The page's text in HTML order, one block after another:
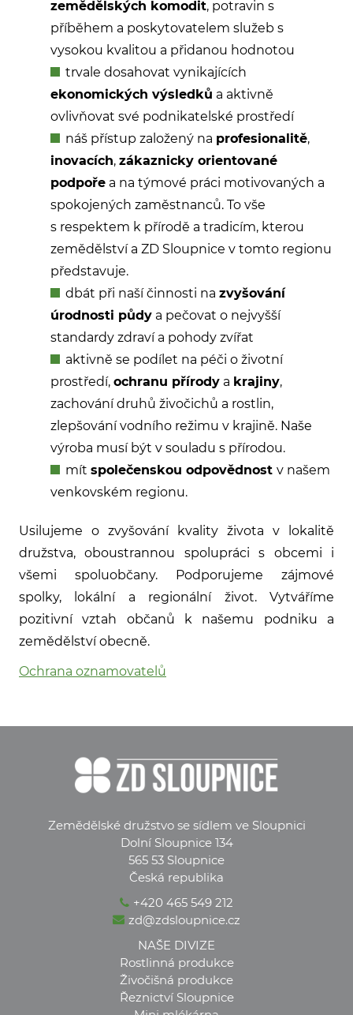
zemědělských komodit, potravin s
příběhem a poskytovatelem služeb s
vysokou kvalitou a přidanou hodnotou
trvale dosahovat vynikajících
ekonomických výsledků a aktivně
ovlivňovat své podnikatelské prostředí
náš přístup založený na profesionalitě,
inovacích, zákaznicky orientované
podpoře a na týmové práci motivovaných a
spokojených zaměstnanců. To vše
s respektem k přírodě a tradicím, kterou
zemědělství a ZD Sloupnice v tomto regionu
představuje.
dbát při naší činnosti na zvyšování
úrodnosti půdy a pečovat o nejvyšší
standardy zdraví a pohody zvířat
aktivně se podílet na péči o životní
prostředí, ochranu přírody a krajiny,
zachování druhů živočichů a rostlin,
zlepšování vodního režimu v krajině. Naše
výroba musí být v souladu s přírodou.
mít společenskou odpovědnost v našem
venkovském regionu.
Usilujeme o zvyšování kvality života v lokalitě
družstva, oboustrannou spolupráci s obcemi i
všemi spoluobčany. Podporujeme zájmové
spolky, lokální a regionální život. Vytváříme
pozitivní vztah občanů k našemu podniku a
zemědělství obecně.
Ochrana oznamovatelů
Zemědělské družstvo se sídlem ve Sloupnici
Dolní Sloupnice 134
565 53 Sloupnice
Česká republika
+420 465 549 212
zd@zdsloupnice.cz
NAŠE DIVIZE
Rostlinná produkce
Živočišná produkce
Řeznictví Sloupnice